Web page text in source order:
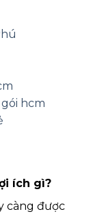
hcm
ích gì?
càng được